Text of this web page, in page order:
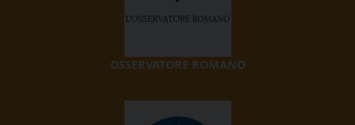
OSSERVATORE ROMANO